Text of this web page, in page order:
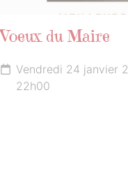
Voeux du Maire
Vendredi 24 janvier
22h00